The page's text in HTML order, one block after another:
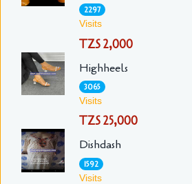
2297
Visits
TZS 2,000
Highheels
3065
Visits
TZS 25,000
Dishdash
1592
Visits